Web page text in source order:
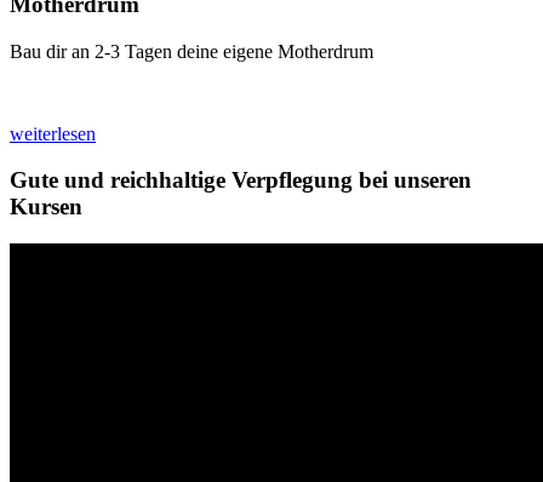
Bau dir an 2-3 Tagen deine eigene Motherdrum
weiterlesen
Gute und reichhaltige Verpflegung bei unseren
Kursen